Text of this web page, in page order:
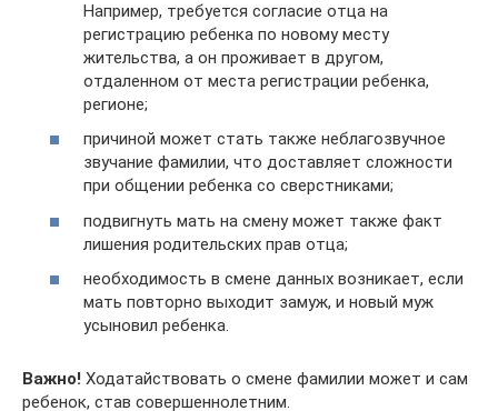
Например, требуется согласие отца на
регистрацию ребенка по новому месту
жительства, а он проживает в другом,
отдаленном от места регистрации ребенка,
регионе;
причиной может стать также неблагозвучное
звучание фамилии, что доставляет сложности
при общении ребенка со сверстниками;
подвигнуть мать на смену может также факт
лишения родительских прав отца;
необходимость в смене данных возникает, если
мать повторно выходит замуж, и новый муж
усыновил ребенка.
Важно! Ходатайствовать о смене фамилии может и сам
ребенок, став совершеннолетним.